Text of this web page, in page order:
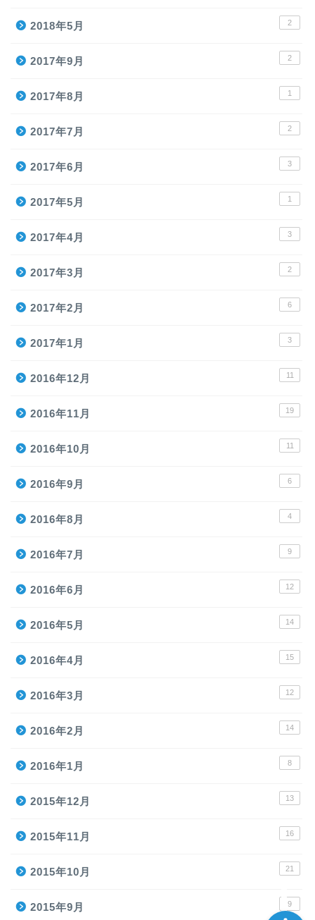
2018年5月 2
2017年9月 2
2017年8月 1
2017年7月 2
2017年6月 3
2017年5月 1
2017年4月 3
2017年3月 2
2017年2月 6
2017年1月 3
2016年12月 11
2016年11月 19
2016年10月 11
2016年9月 6
2016年8月 4
2016年7月 9
2016年6月 12
2016年5月 14
2016年4月 15
2016年3月 12
2016年2月 14
2016年1月 8
2015年12月 13
2015年11月 16
2015年10月 21
2015年9月 9